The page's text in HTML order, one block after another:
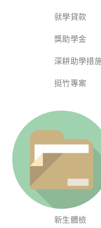
就學貸款
獎助學金
深耕助學措
挺竹專案
新生體檢